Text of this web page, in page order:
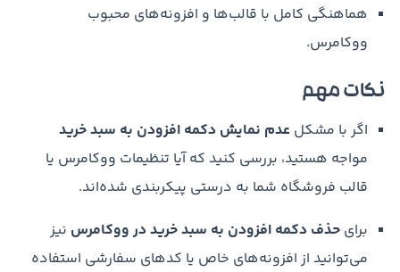
هماهنگی کامل با قالب‌ها و افزونه‌های محبوب
ووکامرس.
نکات مهم
اگر با مشکل عدم نمایش دکمه افزودن به سبد خرید
مواجه هستید، بررسی کنید که آیا تنظیمات ووکامرس یا
قالب فروشگاه شما به درستی پیکربندی شده‌اند.
برای حذف دکمه افزودن به سبد خرید در ووکامرس نیز
می‌توانید از افزونه‌های خاص یا کدهای سفارشی استفاده